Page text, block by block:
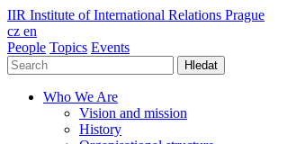
IIR Institute of International Relations Prague
cz en
People Topics Events
Hledat
Who We Are
Vision and mission
History